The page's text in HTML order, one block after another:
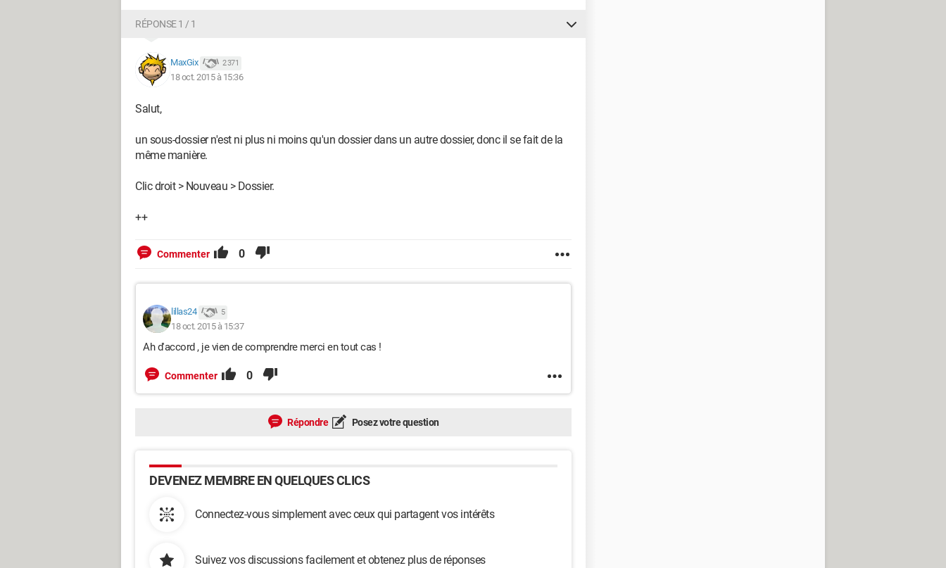
RÉPONSE 1 / 1
MaxGix 2 371
18 oct. 2015 à 15:36
Salut,
un sous-dossier n'est ni plus ni moins qu'un dossier dans un autre dossier, donc il se fait de la
même manière.
Clic droit > Nouveau > Dossier.
++
Commenter 0
lillas24 5
18 oct. 2015 à 15:37
Ah d'accord , je vien de comprendre merci en tout cas !
Commenter 0
Répondre Posez votre question
DEVENEZ MEMBRE EN QUELQUES CLICS
Connectez-vous simplement avec ceux qui partagent vos intérêts
Suivez vos discussions facilement et obtenez plus de réponses